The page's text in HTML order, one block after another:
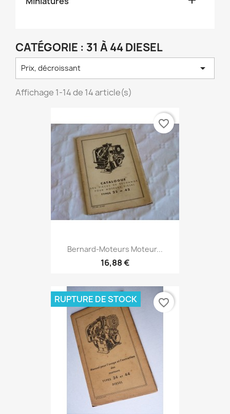
CATÉGORIE : 31 À 44 DIESEL
Prix, décroissant 
Affichage 1-14 de 14 article(s)
Bernard-Moteurs Moteur...
16,88 €
favorite_border
RUPTURE DE STOCK favorite_border